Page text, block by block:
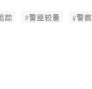
踪 #警匪较量 #警察